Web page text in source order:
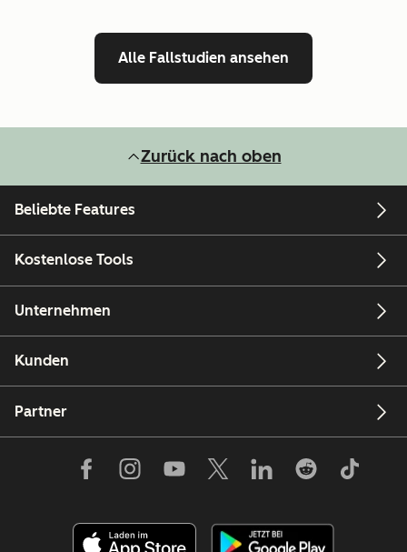
Alle Fallstudien ansehen
Zurück nach oben
Beliebte Features
Kostenlose Tools
Unternehmen
Kunden
Partner